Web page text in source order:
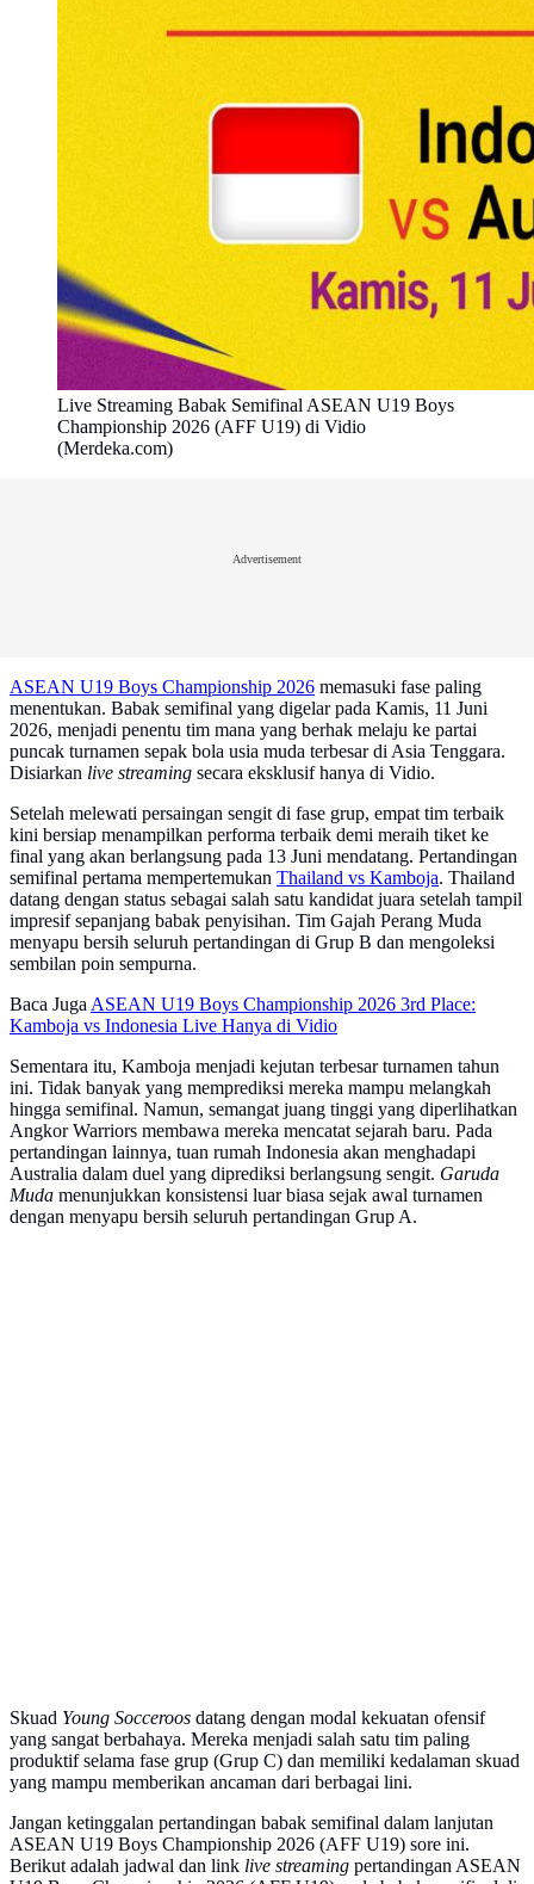
Live Streaming Babak Semifinal ASEAN U19 Boys
Championship 2026 (AFF U19) di Vidio
(Merdeka.com)
Advertisement
ASEAN U19 Boys Championship 2026 memasuki fase paling
menentukan. Babak semifinal yang digelar pada Kamis, 11 Juni
2026, menjadi penentu tim mana yang berhak melaju ke partai
puncak turnamen sepak bola usia muda terbesar di Asia Tenggara.
Disiarkan live streaming secara eksklusif hanya di Vidio.
Setelah melewati persaingan sengit di fase grup, empat tim terbaik
kini bersiap menampilkan performa terbaik demi meraih tiket ke
final yang akan berlangsung pada 13 Juni mendatang. Pertandingan
semifinal pertama mempertemukan Thailand vs Kamboja. Thailand
datang dengan status sebagai salah satu kandidat juara setelah tampil
impresif sepanjang babak penyisihan. Tim Gajah Perang Muda
menyapu bersih seluruh pertandingan di Grup B dan mengoleksi
sembilan poin sempurna.
Baca JugaASEAN U19 Boys Championship 2026 3rd Place:
Kamboja vs Indonesia Live Hanya di Vidio
Sementara itu, Kamboja menjadi kejutan terbesar turnamen tahun
ini. Tidak banyak yang memprediksi mereka mampu melangkah
hingga semifinal. Namun, semangat juang tinggi yang diperlihatkan
Angkor Warriors membawa mereka mencatat sejarah baru. Pada
pertandingan lainnya, tuan rumah Indonesia akan menghadapi
Australia dalam duel yang diprediksi berlangsung sengit. Garuda
Muda menunjukkan konsistensi luar biasa sejak awal turnamen
dengan menyapu bersih seluruh pertandingan Grup A.
Skuad Y oung Socceroos datang dengan modal kekuatan ofensif
yang sangat berbahaya. Mereka menjadi salah satu tim paling
produktif selama fase grup (Grup C) dan memiliki kedalaman skuad
yang mampu memberikan ancaman dari berbagai lini.
Jangan ketinggalan pertandingan babak semifinal dalam lanjutan
ASEAN U19 Boys Championship 2026 (AFF U19) sore ini.
Berikut adalah jadwal dan link live streaming pertandingan ASEAN